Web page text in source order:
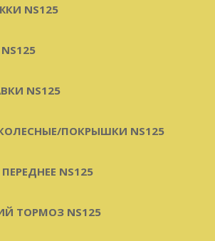
NS125
NS125
ПОКРЫШКИ NS125
NS125
ТОРМОЗ NS125